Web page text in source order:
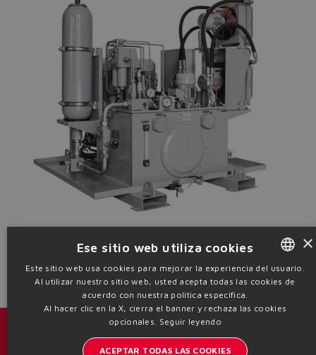
Descubre toda la gama Catálogos y folletos
ENGLISH
ITALIAN
×
Ese sitio web utiliza cookies
Este sitio web usa cookies para mejorar la experiencia del usuario.
Al utilizar nuestro sitio web, usted acepta todas las cookies de
acuerdo con nuestra política específica.
Al hacer clic en la X, cierra el banner y rechaza las cookies
opcionales. Seguir leyendo
ACEPTAR TODAS LAS COOKIES